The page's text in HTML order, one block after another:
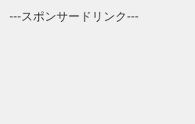
---スポンサードリンク---